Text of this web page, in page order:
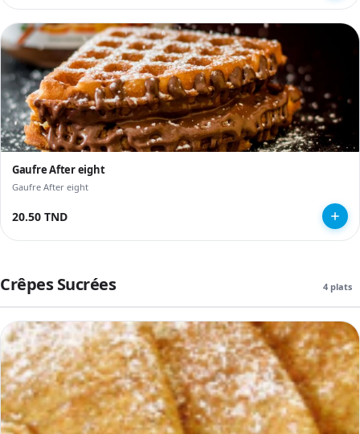
Gaufre After eight
Gaufre After eight
20.50 TND
Crêpes Sucrées 4 plats